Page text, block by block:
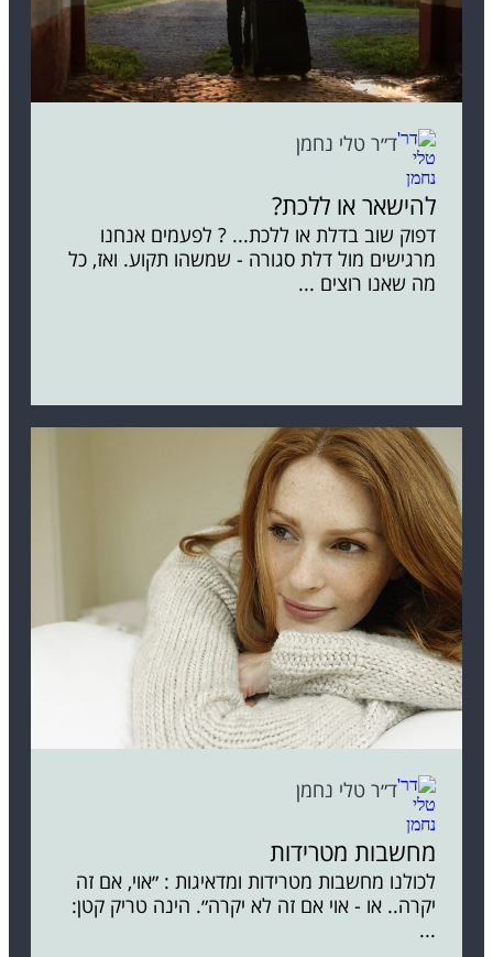
ד״ר טלי נחמן
להישאר או ללכת?
דפוק שוב בדלת או ללכת... ? לפעמים אנחנו
מרגישים מול דלת סגורה - שמשהו תקוע. ואז, כל
מה שאנו רוצים ...
ד״ר טלי נחמן
מחשבות מטרידות
לכולנו מחשבות מטרידות ומדאיגות : ״אוי, אם זה
יקרה.. או - אוי אם זה לא יקרה״. הינה טריק קטן:
...